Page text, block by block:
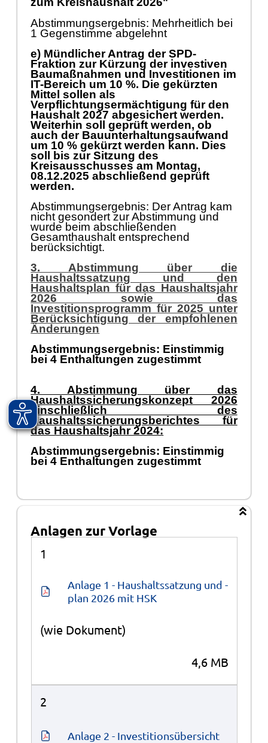
Abstimmungsergebnis: Mehrheitlich bei
1 Gegenstimme abgelehnt
e) Mündlicher Antrag der SPD-
Fraktion zur Kürzung der investiven
Baumaßnahmen und Investitionen im
IT-Bereich um 10 %. Die gekürzten
Mittel sollen als
Verpflichtungsermächtigung für den
Haushalt 2027 abgesichert werden.
Weiterhin soll geprüft werden, ob
auch der Bauunterhaltungsaufwand
um 10 % gekürzt werden kann. Dies
soll bis zur Sitzung des
Kreisausschusses am Montag,
08.12.2025 abschließend geprüft
werden.
Abstimmungsergebnis: Der Antrag kam
nicht gesondert zur Abstimmung und
wurde beim abschließenden
Gesamthaushalt entsprechend
berücksichtigt.
3. Abstimmung über die
Haushaltssatzung und den
Haushaltsplan für das Haushaltsjahr
2026 sowie das
Investitionsprogramm für 2025 unter
Berücksichtigung der empfohlenen
Änderungen
Abstimmungsergebnis: Einstimmig
bei 4 Enthaltungen zugestimmt
4. Abstimmung über das
Haushaltssicherungskonzept 2026
einschließlich des
Haushaltssicherungsberichtes für
das Haushaltsjahr 2024:
Abstimmungsergebnis: Einstimmig
bei 4 Enthaltungen zugestimmt
Anlagen zur Vorlage
1
Anlage 1 - Haushaltssatzung und -
plan 2026 mit HSK
(wie Dokument)
4,6 MB
2
Anlage 2 - Investitionsübersicht